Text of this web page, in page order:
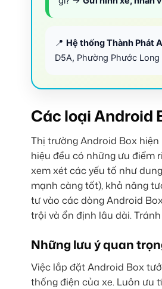
📍 Hệ thống Thành Phát
D5A, Phường Phước
Các loại Android
Thị trường Android Box
hiệu đều có những ưu điểm
xem xét các yếu tố như
mạnh càng tốt), khả năng
tư vào các dòng Android
trội và ổn định lâu dài.
Những lưu ý quan
Việc lắp đặt Android Box
thống điện của xe. Luôn ưu